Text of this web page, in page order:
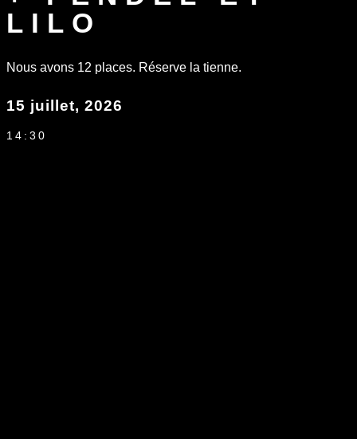
LILO
Nous avons 12 places. Réserve la tienne.
15 juillet, 2026
14:30